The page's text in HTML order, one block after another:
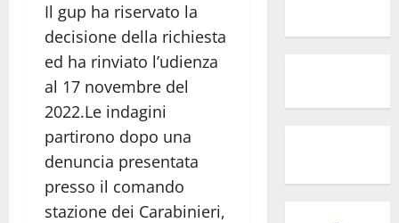
Il gup ha riservato la
decisione della richiesta
ed ha rinviato l’udienza
al 17 novembre del
2022.Le indagini
partirono dopo una
denuncia presentata
presso il comando
stazione dei Carabinieri,